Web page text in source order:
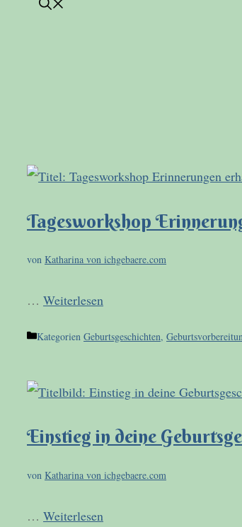
Tagesworkshop
von Katharina von ichgebaere.com
… Weiterlesen
Kategorien Geburtsgeschichten,
Einstieg in deine
von Katharina von ichgebaere.com
… Weiterlesen